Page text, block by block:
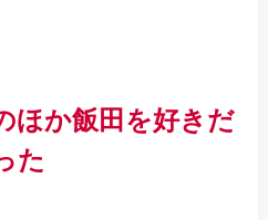
ほか飯田を好きだ
た